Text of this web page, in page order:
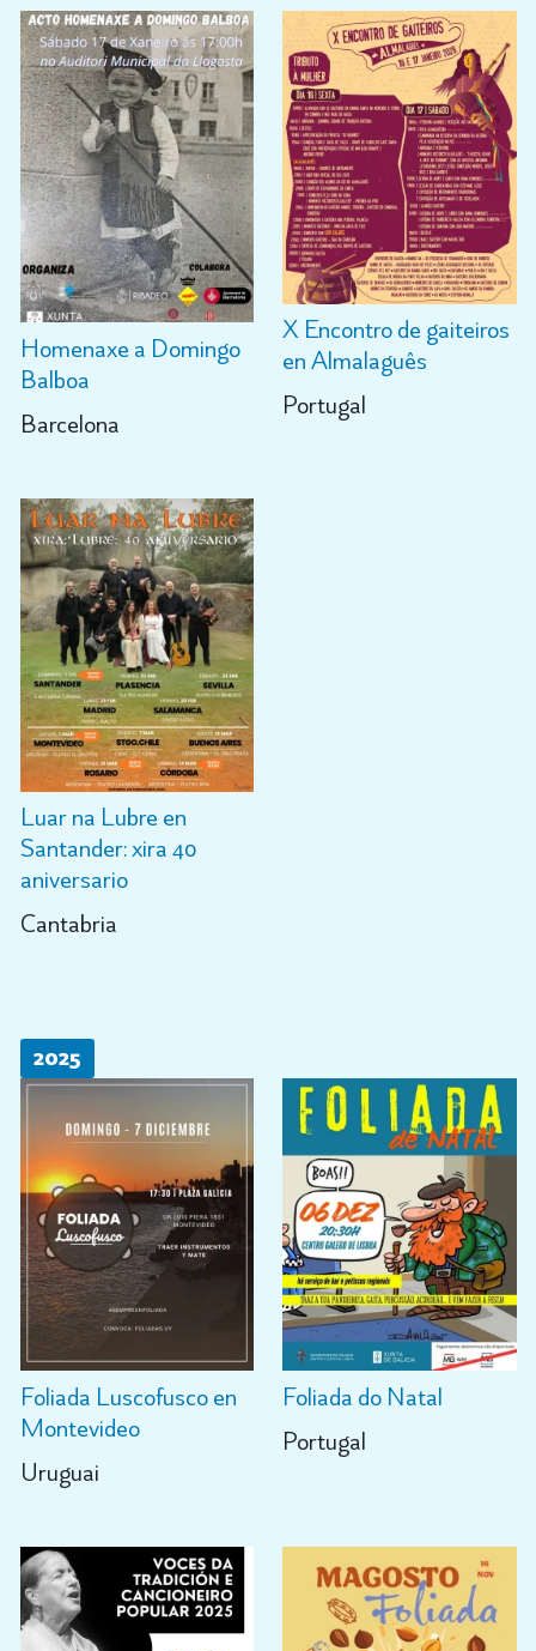
Homenaxe a Domingo
Balboa
Barcelona
X Encontro de gaiteiros
en Almalaguês
Portugal
Luar na Lubre en
Santander: xira 40
aniversario
Cantabria
2025
Foliada Luscofusco en
Montevideo
Uruguai
Foliada do Natal
Portugal